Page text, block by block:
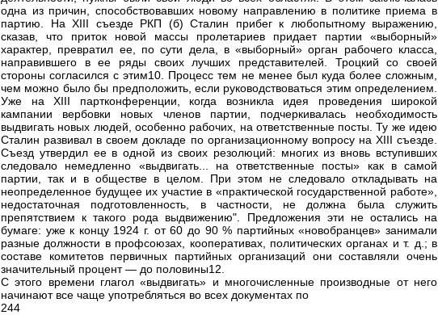
одна из причин, способствовавших новому направлению в политике приема в
партию. На XIII съезде РКП (б) Сталин прибег к любопытному выражению,
сказав, что приток новой массы пролетариев придает партии «выборный»
характер, превратил ее, по сути дела, в «выборный» орган рабочего класса,
направившего в ее ряды своих лучших представителей. Троцкий со своей
стороны согласился с этим10. Процесс тем не менее был куда более сложным,
чем можно было бы предположить, если руководствоваться этим определением.
Уже на XIII партконференции, когда возникла идея проведения широкой
кампании вербовки новых членов партии, подчеркивалась необходимость
выдвигать новых людей, особенно рабочих, на ответственные посты. Ту же идею
Сталин развивал в своем докладе по организационному вопросу на XIII съезде.
Съезд утвердил ее в одной из своих резолюций: многих из вновь вступивших
следовало немедленно «выдвигать... на ответственные посты» как в самой
партии, так и в обществе в целом. При этом не следовало откладывать на
неопределенное будущее их участие в «практической государственной работе»,
недостаточная подготовленность, в частности, не должна была служить
препятствием к такого рода выдвижению". Предложения эти не остались на
бумаге: уже к концу 1924 г. от 60 до 90 % партийных «новобранцев» занимали
разные должности в профсоюзах, кооперативах, политических органах и т. д.; в
составе комитетов первичных партийных организаций они составляли очень
значительный процент — до половины12.
С этого времени глагол «выдвигать» и многочисленные производные от него
начинают все чаще употребляться во всех документах по
244